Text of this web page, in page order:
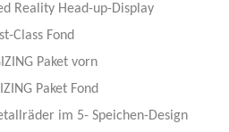
Reality Head-up-Display
Class Fond
Paket vorn
Paket Fond
im 5- Speichen-Design